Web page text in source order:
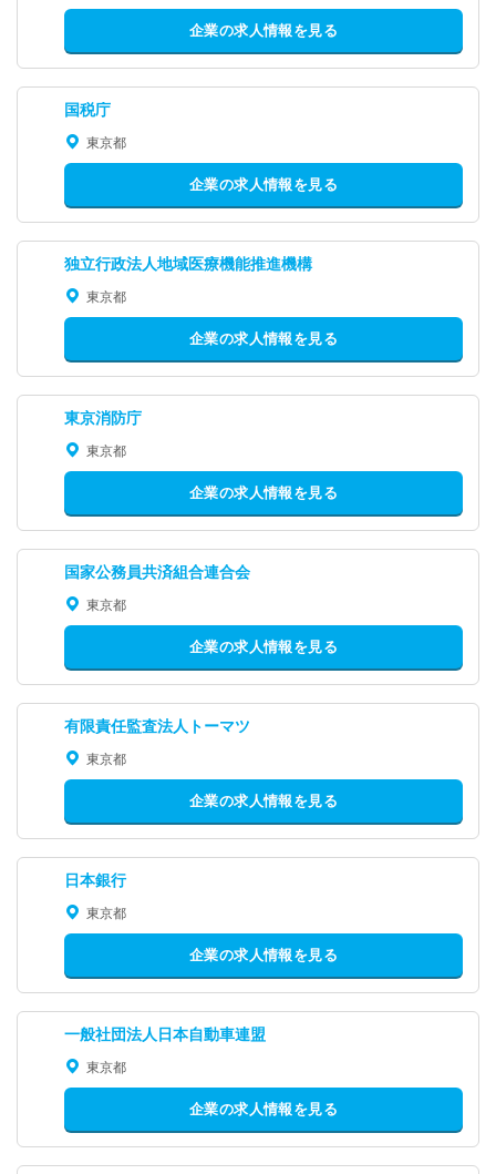
企業の求人情報を見る
国税庁
東京都
企業の求人情報を見る
独立行政法人地域医療機能推進機構
東京都
企業の求人情報を見る
東京消防庁
東京都
企業の求人情報を見る
国家公務員共済組合連合会
東京都
企業の求人情報を見る
有限責任監査法人トーマツ
東京都
企業の求人情報を見る
日本銀行
東京都
企業の求人情報を見る
一般社団法人日本自動車連盟
東京都
企業の求人情報を見る